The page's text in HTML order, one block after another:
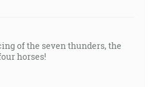
of the seven thunders, the
horses!